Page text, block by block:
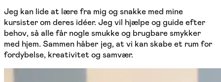
Jeg kan lide at lære fra mig og snakke med mine
kursister om deres idéer. Jeg vil hjælpe og guide efter
behov, så alle får nogle smukke og brugbare smykker
med hjem. Sammen håber jeg, at vi kan skabe et rum for
fordybelse, kreativitet og samvær.